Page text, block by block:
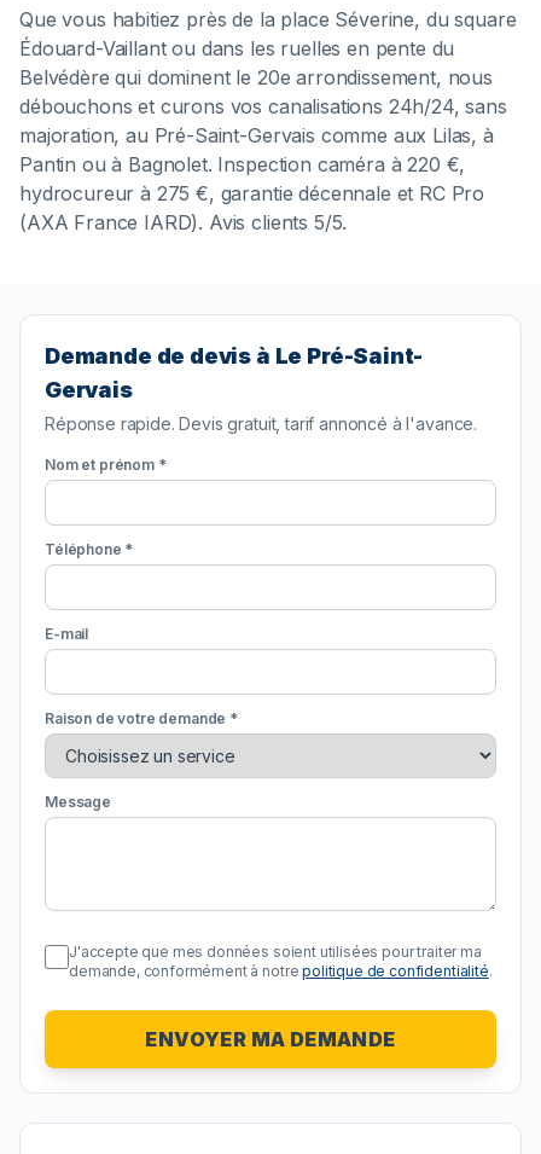
Que vous habitiez près de la place Séverine, du square
Édouard-Vaillant ou dans les ruelles en pente du
Belvédère qui dominent le 20e arrondissement, nous
débouchons et curons vos canalisations 24h/24, sans
majoration, au Pré-Saint-Gervais comme aux Lilas, à
Pantin ou à Bagnolet. Inspection caméra à 220 €,
hydrocureur à 275 €, garantie décennale et RC Pro
(AXA France IARD). Avis clients 5/5.
Demande de devis à Le Pré-Saint-
Gervais
Réponse rapide. Devis gratuit, tarif annoncé à l'avance.
Nom et prénom *
Téléphone *
E-mail
Raison de votre demande *
Message
J'accepte que mes données soient utilisées pour traiter ma
demande, conformément à notre politique de confidentialité.
ENVOYER MA DEMANDE